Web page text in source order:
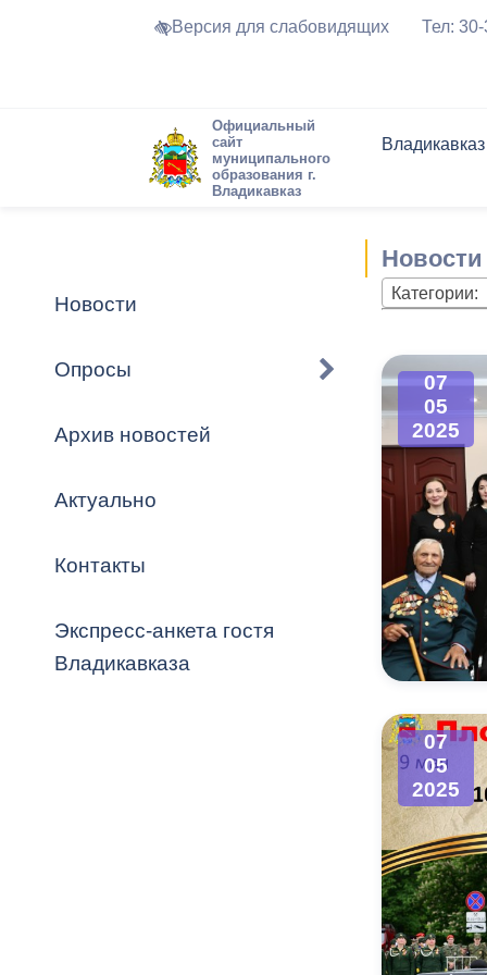
Версия для слабовидящих Тел:
Официальный
сайт
муниципального
образования г.
Владикавказ
Владикавказ
Устав города
Города-
городского
Торги и
Формы
ОРВ и
Оценка
местного
Открытые
проверок
Обратная
Комиссии
График
Новостная
Актуально
Новости
Опросы
Архив новостей
Актуально
Контакты
Экспресс-анкета гостя
Владикавказа
Новости
Категории:
07
05
2025
07
05
2025